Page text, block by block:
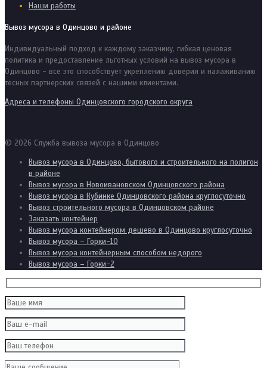
Наши работы
Вывоз мусора в Одинцово и районе
Индивидуальный подход к каждому заказчику, гибкая ценовая
политика и предоставление льготных условий на вывоз мусора в
Одинцово - все это способствует укреплению доверия и налаживанию
тесных партнерских связей с нашими клиентами.
Адреса и телефоны Одинцовского городского округа
© 2026 Служба вывоза мусора в Одинцово
Вывоз мусора в Одинцово, бытового и строительного на полигон
в районе
Вывоз мусора в Новоивановском Одинцовского района
Вывоз мусора в Кубинке Одинцовского района круглосуточно
Вывоз строительного мусора в Одинцовском районе
Заказать контейнер
Вывоз мусора контейнером дешево в Одинцово круглосуточно
Вывоз мусора – Горки-10
Вывоз мусора контейнерным способом недорого
Вывоз мусора – Горки-2